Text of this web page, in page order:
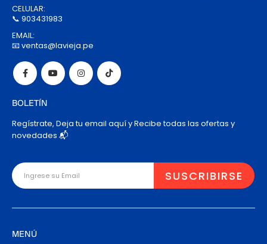
CELULAR:
📞 903431983
EMAIL:
📧 ventas@lavieja.pe
BOLETÍN
Regístrate, Deja tu email aquí y Recibe todas las ofertas y
novedades 📬
MENÚ